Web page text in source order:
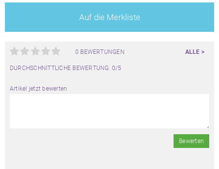
Auf die Merkliste
0 BEWERTUNGEN ALLE >
DURCHSCHNITTLICHE BEWERTUNG: 0/5
Artikel jetzt bewerten
Bewerten